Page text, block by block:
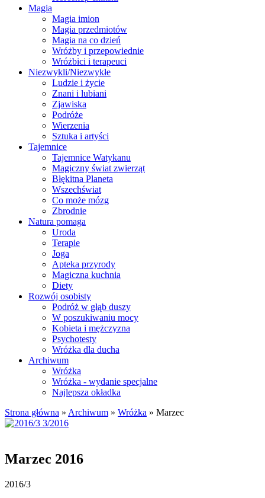
Magia
Magia imion
Magia przedmiotów
Magia na co dzień
Wróżby i przepowiednie
Wróżbici i terapeuci
Niezwykli/Niezwykłe
Ludzie i życie
Znani i lubiani
Zjawiska
Podróże
Wierzenia
Sztuka i artyści
Tajemnice
Tajemnice Watykanu
Magiczny świat zwierząt
Błękitna Planeta
Wszechświat
Co może mózg
Zbrodnie
Natura pomaga
Uroda
Terapie
Joga
Apteka przyrody
Magiczna kuchnia
Diety
Rozwój osobisty
Podróż w głąb duszy
W poszukiwaniu mocy
Kobieta i mężczyzna
Psychotesty
Wróżka dla ducha
Archiwum
Wróżka
Wróżka - wydanie specjalne
Najlepsza okładka
Strona główna » Archiwum » Wróżka » Marzec
Marzec 2016
2016/3